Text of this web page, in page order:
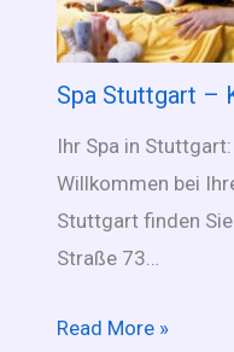
Spa Stuttgart –
Ihr Spa in
Willkommen bei
Stuttgart finden
Straße 73…
Read More »